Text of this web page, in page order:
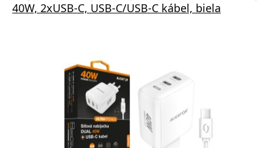
40W, 2xUSB-C, USB-C/USB-C kábel, biela